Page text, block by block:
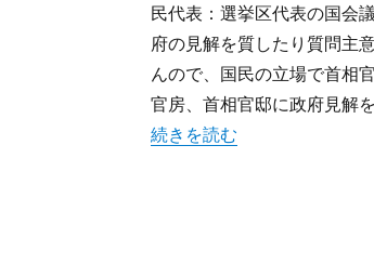
民代表：選挙区代表の国会
府の見解を質したり質問主
んので、国民の立場で首相
官房、首相官邸に政府見解
“政府への質問主意書” の
続きを読む